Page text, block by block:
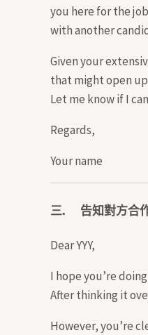
you here for the
with another
Given your
that might open
Let me know if I
Regards,
Your name
三. 告知對方合
Dear YYY,
I hope you’re
After thinking it
However, you’re